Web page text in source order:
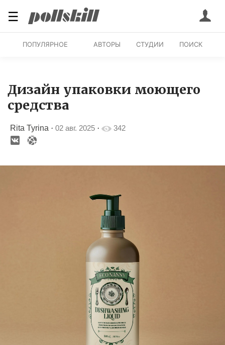
☰
ПОПУЛЯРНОЕ АВТОРЫ СТУДИИ ПОИСК
Дизайн упаковки моющего
средства
Rita Tyrina · 02 авг. 2025 · 342